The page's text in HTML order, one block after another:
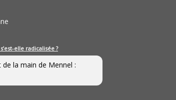
elle radicalisée ?
de la main de Mennel :